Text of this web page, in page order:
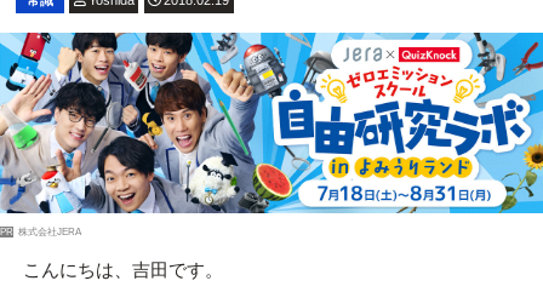
PR 株式会社JERA
こんにちは、吉田です。